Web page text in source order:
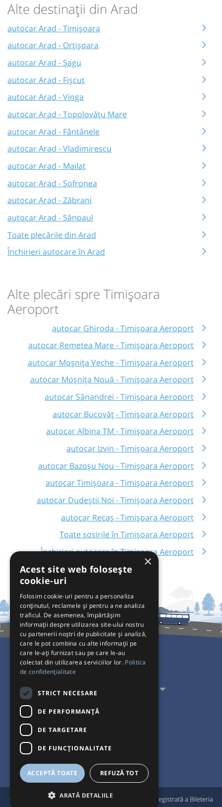
Alte destinații din Arad
autocar Arad - Timișoara
autocar Arad - Orțişoara
autocar Arad - Șagu
autocar Arad - Fișcut
autocar Arad - Vinga
autocar Arad - Topolovățu Mare
autocar Arad - Fântânele
autocar Arad - Vladimirescu
autocar Arad - Mailat
autocar Arad - Șofronea
autocar Arad - Zăbrani
autocar Arad - Sânpaul
Toate plecările din Arad
Închirieri autocare în Arad
Alte plecări spre Timișoara
Aeroport
autocar Ghiroda - Timișoara Aeroport
autocar Remetea Mare - Timișoara Aeroport
autocar Moșnița Veche - Timișoara Aeroport
autocar Moșnița Nouă - Timișoara Aeroport
autocar Sânandrei - Timișoara Aeroport
autocar Bucovăț - Timișoara Aeroport
autocar Albina TM - Timișoara Aeroport
autocar Izvin - Timișoara Aeroport
autocar Bazoșu Nou - Timișoara Aeroport
autocar Timișoara - Timișoara Aeroport
autocar Dudeștii Noi - Timișoara Aeroport
autocar Recaș - Timișoara Aeroport
Toate sosirile în Timișoara Aeroport
Închirieri autocare în Timișoara Aeroport
Pentru Călători
Pentru Transportatori
Interacționăm
Acceptăm plăți cu
© Bileteria 2004-2026 | Autogari.RO®
este marcă înregistrată a Bileteria
×
Acest site web folosește
cookie-uri
Folosim cookie-uri pentru a personaliza
conținutul, reclamele și pentru a ne analiza
traficul. De asemenea, împărtășim
informații despre utilizarea site-ului nostru
cu partenerii noștri de publicitate și analiză,
care le pot combina cu alte informații pe
care le-ați furnizat sau pe care le-au
colectat din utilizarea serviciilor lor. Politica
de confidențialitate
STRICT NECESARE
DE PERFORMANȚĂ
DE TARGETARE
DE FUNCŢIONALITATE
ACCEPTĂ TOATE REFUZĂ TOT
ARATĂ DETALIILE